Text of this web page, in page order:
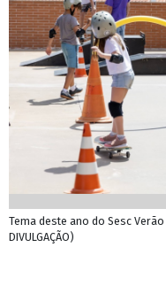
Tema deste ano do Sesc
DIVULGAÇÃO)